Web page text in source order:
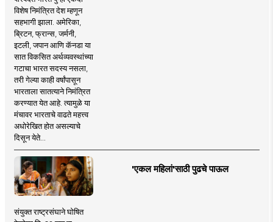
विशेष निमंत्रित देश म्हणून
सहभागी झाला. अमेरिका,
ब्रिटन, फ्रान्स, जर्मनी,
इटली, जपान आणि कॅनडा या
सात विकसित अर्थव्यवस्थांच्या
गटाचा भारत सदस्य नसला,
तरी गेल्या काही वर्षांपासून
भारताला सातत्याने निमंत्रित
करण्यात येत आहे. त्यामुळे या
मंचावर भारताचे वाढते महत्त्व
अधोरेखित होत असल्याचे
दिसून येते...
'एकल महिलां'साठी पुढचे पाऊल
संयुक्त राष्ट्रसंघाने घोषित